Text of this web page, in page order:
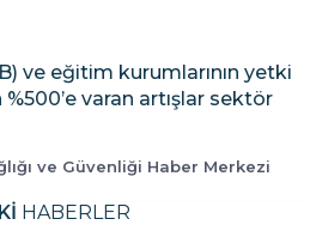
ve eğitim kurumlarının yetki
varan artışlar sektör
ve Güvenliği Haber Merkezi
HABERLER